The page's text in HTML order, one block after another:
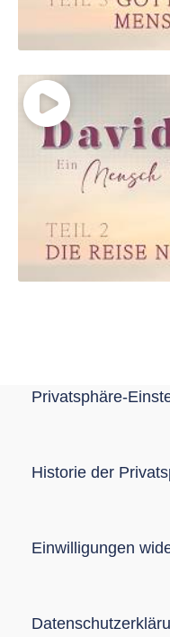
Privatsphäre-
Historie der
Einwilligungen